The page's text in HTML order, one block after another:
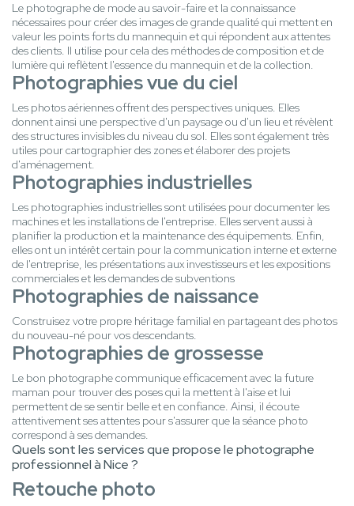
Le photographe de mode au savoir-faire et la connaissance
nécessaires pour créer des images de grande qualité qui mettent en
valeur les points forts du mannequin et qui répondent aux attentes
des clients. Il utilise pour cela des méthodes de composition et de
lumière qui reflètent l'essence du mannequin et de la collection.
Photographies vue du ciel
Les photos aériennes offrent des perspectives uniques. Elles
donnent ainsi une perspective d'un paysage ou d'un lieu et révèlent
des structures invisibles du niveau du sol. Elles sont également très
utiles pour cartographier des zones et élaborer des projets
d'aménagement.
Photographies industrielles
Les photographies industrielles sont utilisées pour documenter les
machines et les installations de l'entreprise. Elles servent aussi à
planifier la production et la maintenance des équipements. Enfin,
elles ont un intérêt certain pour la communication interne et externe
de l'entreprise, les présentations aux investisseurs et les expositions
commerciales et les demandes de subventions
Photographies de naissance
Construisez votre propre héritage familial en partageant des photos
du nouveau-né pour vos descendants.
Photographies de grossesse
Le bon photographe communique efficacement avec la future
maman pour trouver des poses qui la mettent à l'aise et lui
permettent de se sentir belle et en confiance. Ainsi, il écoute
attentivement ses attentes pour s'assurer que la séance photo
correspond à ses demandes.
Quels sont les services que propose le photographe
professionnel à Nice ?
Retouche photo